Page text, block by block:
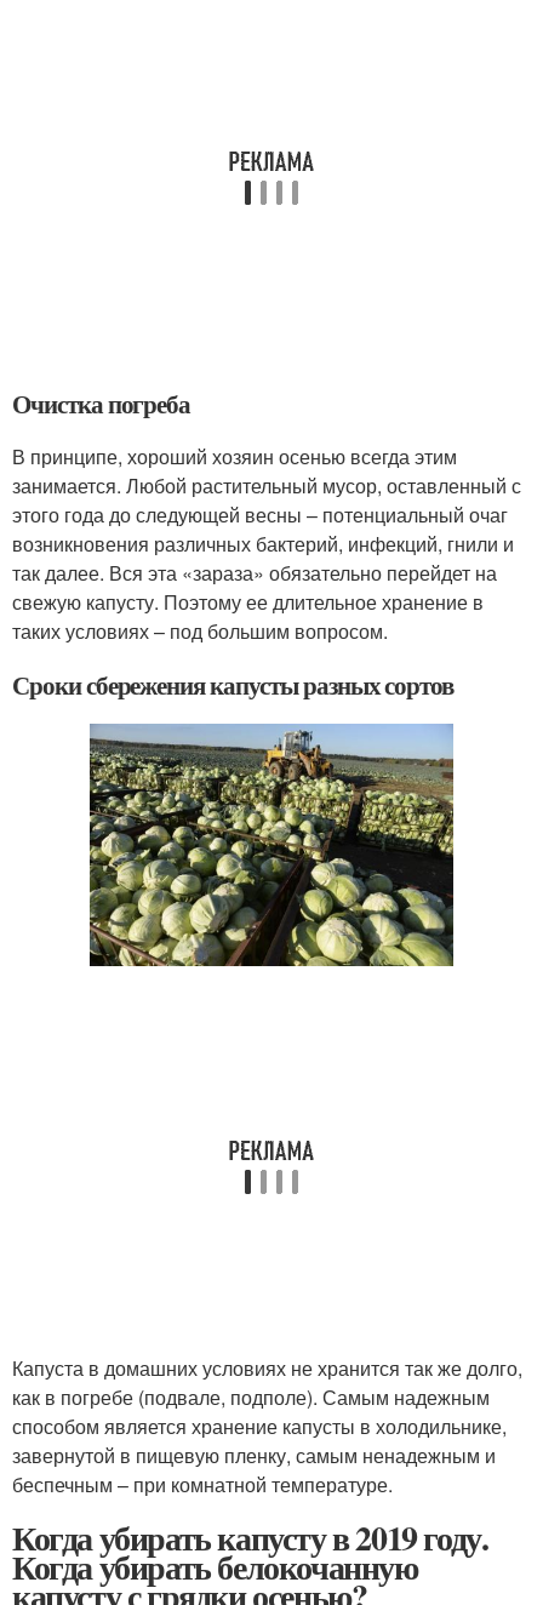
Очистка погреба
В принципе, хороший хозяин осенью всегда этим
занимается. Любой растительный мусор, оставленный с
этого года до следующей весны – потенциальный очаг
возникновения различных бактерий, инфекций, гнили и
так далее. Вся эта «зараза» обязательно перейдет на
свежую капусту. Поэтому ее длительное хранение в
таких условиях – под большим вопросом.
Сроки сбережения капусты разных сортов
Капуста в домашних условиях не хранится так же долго,
как в погребе (подвале, подполе). Самым надежным
способом является хранение капусты в холодильнике,
завернутой в пищевую пленку, самым ненадежным и
беспечным – при комнатной температуре.
Когда убирать капусту в 2019 году.
Когда убирать белокочанную